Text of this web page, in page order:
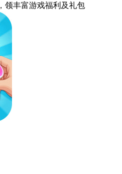
，领丰富游戏福利 及礼包